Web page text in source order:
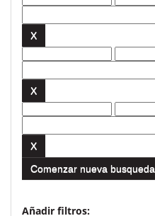
Comenzar nueva busqueda
Añadir filtros: